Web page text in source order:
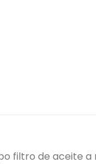
filtro de aceite a